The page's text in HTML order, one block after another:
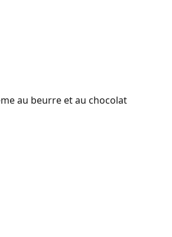
au beurre et au chocolat